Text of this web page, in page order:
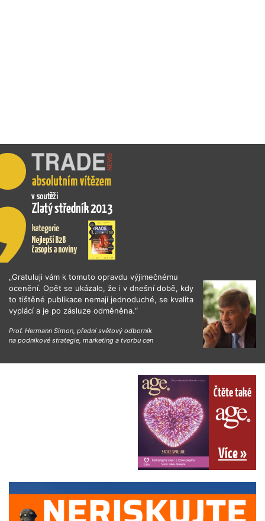
„Gratuluji vám k tomuto opravdu výjimečnému
ocenění. Opět se ukázalo, že i v dnešní době, kdy
to tištěné publikace nemají jednoduché, se kvalita
vyplácí a je po zásluze odměněna.“
Prof. Hermann Simon, přední světový odborník
na podnikové strategie, marketing a tvorbu cen
Čtěte také
Více »